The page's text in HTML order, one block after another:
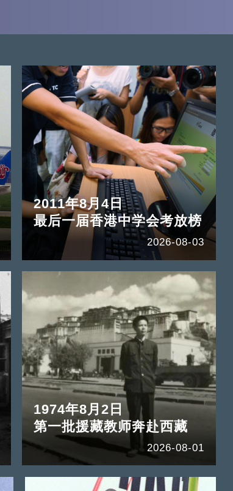
2011年8月4日
最后一届香港中学会考放榜
2026-08-03
1974年8月2日
第一批援藏教师奔赴西藏
2026-08-01